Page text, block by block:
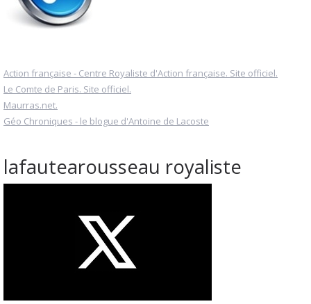
Action française - Centre Royaliste d'Action française. Site officiel.
Le Comte de Paris. Site officiel.
Maurras.net.
Géo Chroniques - le blogue d'Antoine de Lacoste
lafautearousseau royaliste